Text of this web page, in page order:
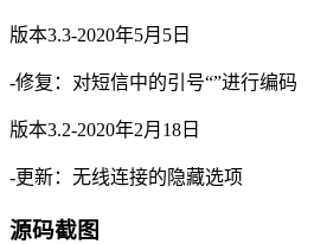
版本3.3-2020年5月5日
-修复：对短信中的引号“”进行编码
版本3.2-2020年2月18日
-更新：无线连接的隐藏选项
源码截图